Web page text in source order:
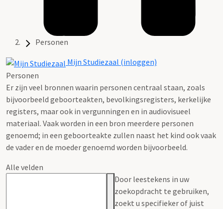
Personen
Mijn Studiezaal (inloggen)
Personen
Er zijn veel bronnen waarin personen centraal staan, zoals
bijvoorbeeld geboorteakten, bevolkingsregisters, kerkelijke
registers, maar ook in vergunningen en in audiovisueel
materiaal. Vaak worden in een bron meerdere personen
genoemd; in een geboorteakte zullen naast het kind ook vaak
de vader en de moeder genoemd worden bijvoorbeeld.
Alle velden
Door leestekens in uw
zoekopdracht te gebruiken,
zoekt u specifieker of juist